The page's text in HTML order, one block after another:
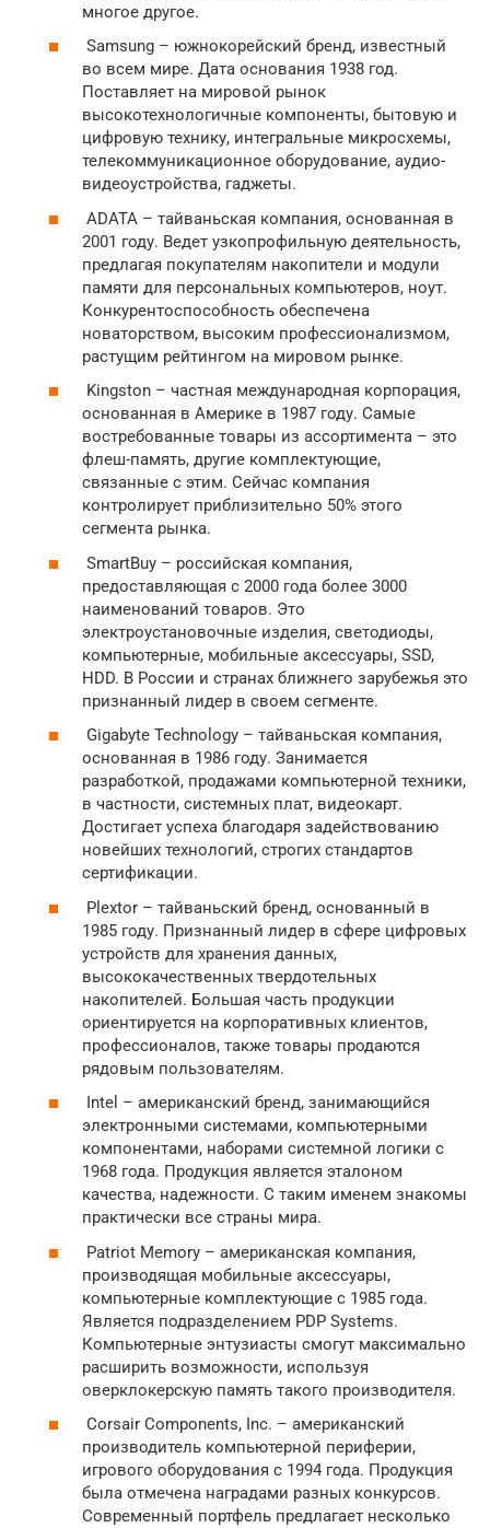
многое другое.
Samsung – южнокорейский бренд, известный
во всем мире. Дата основания 1938 год.
Поставляет на мировой рынок
высокотехнологичные компоненты, бытовую и
цифровую технику, интегральные микросхемы,
телекоммуникационное оборудование, аудио-
видеоустройства, гаджеты.
ADATA – тайваньская компания, основанная в
2001 году. Ведет узкопрофильную деятельность,
предлагая покупателям накопители и модули
памяти для персональных компьютеров, ноут.
Конкурентоспособность обеспечена
новаторством, высоким профессионализмом,
растущим рейтингом на мировом рынке.
Kingston – частная международная корпорация,
основанная в Америке в 1987 году. Самые
востребованные товары из ассортимента – это
флеш-память, другие комплектующие,
связанные с этим. Сейчас компания
контролирует приблизительно 50% этого
сегмента рынка.
SmartBuy – российская компания,
предоставляющая с 2000 года более 3000
наименований товаров. Это
электроустановочные изделия, светодиоды,
компьютерные, мобильные аксессуары, SSD,
HDD. В России и странах ближнего зарубежья это
признанный лидер в своем сегменте.
Gigabyte Technology – тайваньская компания,
основанная в 1986 году. Занимается
разработкой, продажами компьютерной техники,
в частности, системных плат, видеокарт.
Достигает успеха благодаря задействованию
новейших технологий, строгих стандартов
сертификации.
Plextor – тайваньский бренд, основанный в
1985 году. Признанный лидер в сфере цифровых
устройств для хранения данных,
высококачественных твердотельных
накопителей. Большая часть продукции
ориентируется на корпоративных клиентов,
профессионалов, также товары продаются
рядовым пользователям.
Intel – американский бренд, занимающийся
электронными системами, компьютерными
компонентами, наборами системной логики с
1968 года. Продукция является эталоном
качества, надежности. С таким именем знакомы
практически все страны мира.
Patriot Memory – американская компания,
производящая мобильные аксессуары,
компьютерные комплектующие с 1985 года.
Является подразделением PDP Systems.
Компьютерные энтузиасты смогут максимально
расширить возможности, используя
оверклокерскую память такого производителя.
Corsair Components, Inc. – американский
производитель компьютерной периферии,
игрового оборудования с 1994 года. Продукция
была отмечена наградами разных конкурсов.
Современный портфель предлагает несколько